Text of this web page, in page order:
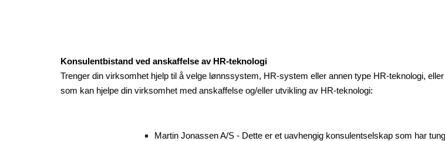
Konsulentbistand ved anskaffelse av HR-teknologi
Trenger din virksomhet hjelp til å velge lønnssystem, HR-system eller annen type HR-teknologi,
som kan hjelpe din virksomhet med anskaffelse og/eller utvikling av HR-teknologi:
Martin Jonassen A/S - Dette er et uavhengig konsulentselskap som har